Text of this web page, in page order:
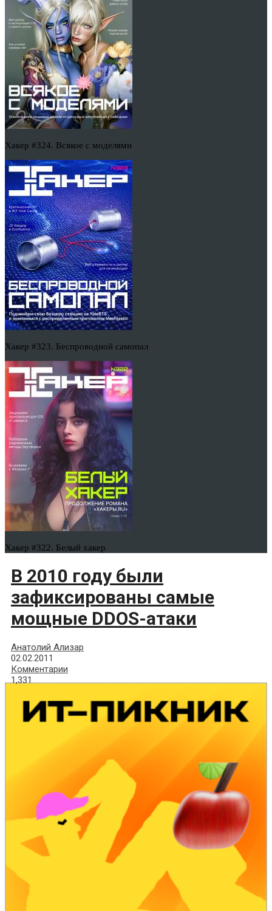
Хакер #324. Всякое с моделями
Хакер #323. Беспроводной самопал
Хакер #322. Белый хакер
В 2010 году были
зафиксированы самые
мощные DDOS-атаки
Анатолий Ализар
02.02.2011
Комментарии
1,331